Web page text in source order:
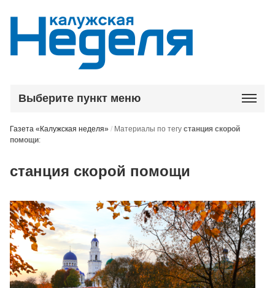
Выберите пункт меню
Газета «Калужская неделя» / Материалы по тегустанция скорой
помощи:
станция скорой помощи